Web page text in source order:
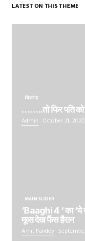
LATEST ON THIS THEME
बिज़नेस
……..तो फिर पति को
Admin October 21, 2020
MAIN SLIDER
‘Baaghi 4 ‘ का ‘ये
मूव्स देख फैंस हैरान
Amit Pandey